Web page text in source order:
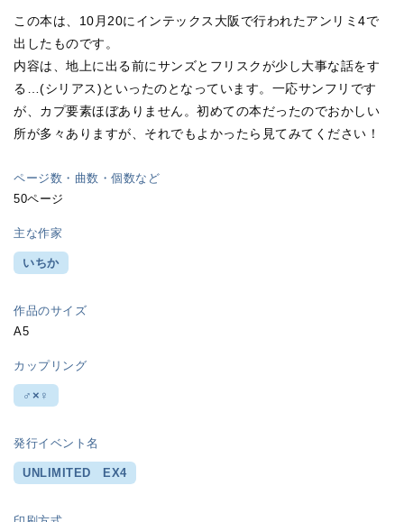
この本は、10月20にインテックス大阪で行われたアンリミ4で
出したものです。
内容は、地上に出る前にサンズとフリスクが少し大事な話をす
る…(シリアス)といったのとなっています。一応サンフリです
が、カプ要素ほぼありません。初めての本だったのでおかしい
所が多々ありますが、それでもよかったら見てみてください！
ページ数・曲数・個数など
50ページ
主な作家
いちか
作品のサイズ
A5
カップリング
♂×♀
発行イベント名
UNLIMITED EX4